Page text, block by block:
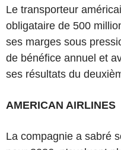
Le transporteur
obligataire de 500
ses marges sous
de bénéfice annuel et
ses résultats du
AMERICAN AIRLINES
La compagnie a sabré